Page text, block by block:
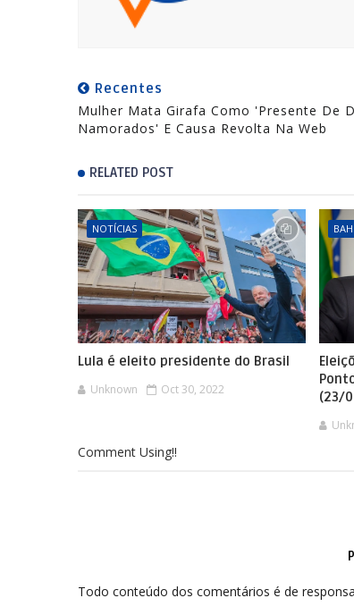
Recentes
Mulher Mata Girafa Como 'presente De
Namorados' E Causa Revolta Na Web
RELATED POST
NOTÍCIAS
Lula é eleito presidente do Brasil
Unknown Oct 30, 2022
(23/
Comment Using!!
Todo conteúdo dos comentários é de